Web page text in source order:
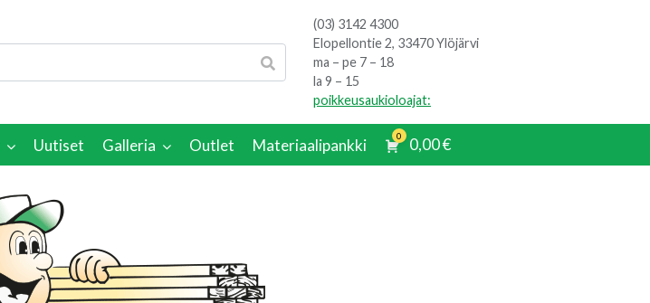
(03) 3142 4300
Elopellontie 2, 33470 Ylöjärvi
ma – pe 7 – 18
la 9 – 15
poikkeusaukioloajat:
Uutiset Galleria Outlet Materiaalipankki 0 0,00€